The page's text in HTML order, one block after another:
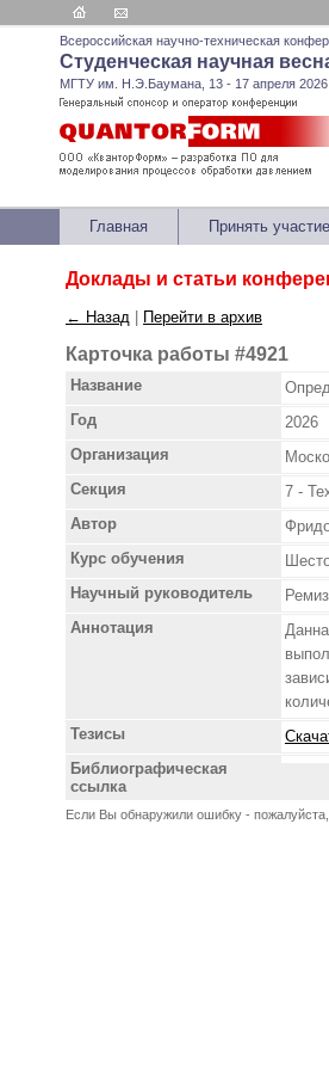
Всероссийская научно-техническая
Студенческая научная
МГТУ им. Н.Э.Баумана, 13 - 17 апреля 2026
Главная Принять участие
Доклады и статьи
← Назад Перейти в архив
Карточка работы #4921
Название
Год
2026
Организация
Секция
7 -
Автор
Курс обучения
Научный руководитель
Аннотация
Тезисы
Библиографическая
ссылка
Если Вы обнаружили ошибку -